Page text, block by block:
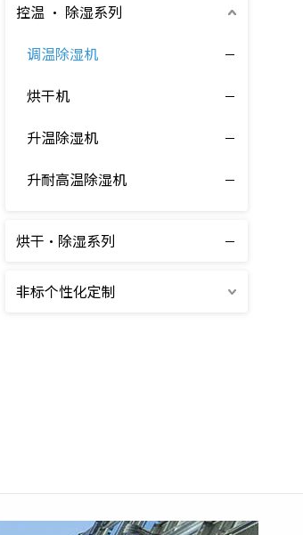
控温 · 除湿系列
调温除湿机
烘干机
升温除湿机
升耐高温除湿机
烘干·除湿系列
非标个性化定制